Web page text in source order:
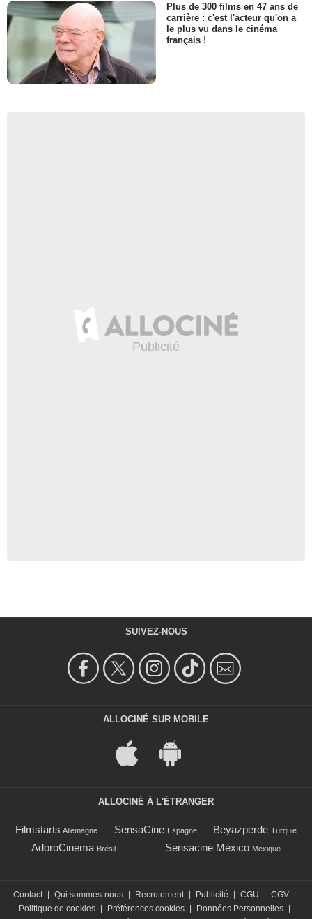
Plus de 300 films en 47 ans de
carrière : c'est l'acteur qu'on a
le plus vu dans le cinéma
français !
SUIVEZ-NOUS
ALLOCINÉ SUR MOBILE
ALLOCINÉ À L'ÉTRANGER
Filmstarts Allemagne SensaCine Espagne Beyazperde Turquie
AdoroCinema Brésil Sensacine México Mexique
Contact Qui sommes-nous Recrutement Publicité CGU CGV
Politique de cookies
Préférences cookies Données Personnelles